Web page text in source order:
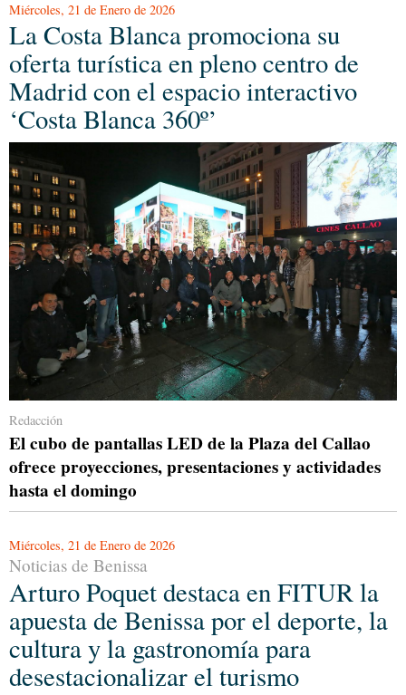
Miércoles, 21 de Enero de 2026
La Costa Blanca promociona su
oferta turística en pleno centro de
Madrid con el espacio interactivo
‘Costa Blanca 360º’
Redacción
El cubo de pantallas LED de la Plaza del Callao
ofrece proyecciones, presentaciones y actividades
hasta el domingo
Miércoles, 21 de Enero de 2026
Noticias de Benissa
Arturo Poquet destaca en FITUR la
apuesta de Benissa por el deporte, la
cultura y la gastronomía para
desestacionalizar el turismo